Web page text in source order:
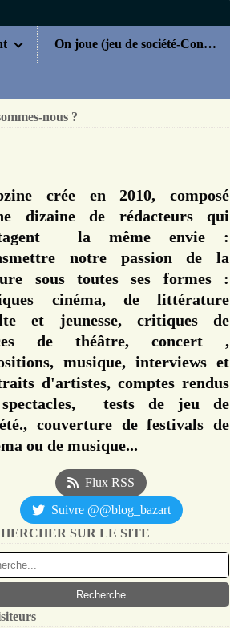
On joue (jeu de société-Concours)
nous ?
crée en 2010, composé
dizaine de rédacteurs qui
la même envie :
notre passion de la
sous toutes ses formes :
cinéma, de littérature
et jeunesse, critiques de
de théâtre, concert ,
musique, interviews et
d'artistes, comptes rendus
tests de jeu de
couverture de festivals de
ou de musique...
Flux RSS
Suivre @@blog_bazart
SUR LE SITE